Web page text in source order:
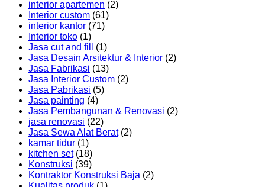
interior apartemen (2)
Interior custom (61)
interior kantor (71)
Interior toko (1)
Jasa cut and fill
(1)
Jasa Desain Arsitektur & Interior (2)
Jasa Fabrikasi (13)
Jasa Interior Custom (2)
Jasa Pabrikasi (5)
Jasa painting (4)
Jasa Pembangunan & Renovasi (2)
jasa renovasi (22)
Jasa Sewa Alat Berat(2)
kamar tidur (1)
kitchen set(18)
Konstruksi (39)
Kontraktor Konstruksi Baja (2)